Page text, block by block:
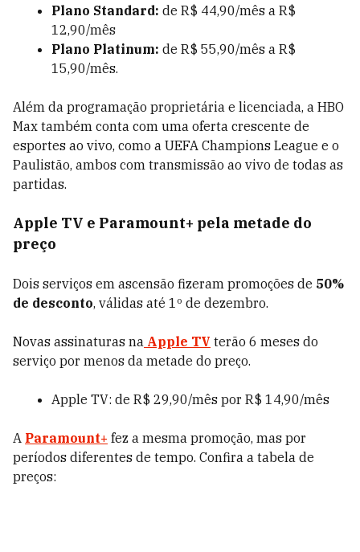
Plano Standard: de R$ 44,90/mês a R$
12,90/mês
Plano Platinum: de R$ 55,90/mês a R$
15,90/mês.
Além da programação proprietária e licenciada, a HBO
Max também conta com uma oferta crescente de
esportes ao vivo, como a UEFA Champions League e o
Paulistão, ambos com transmissão ao vivo de todas as
partidas.
Apple TV e Paramount+ pela metade do
preço
Dois serviços em ascensão fizeram promoções de 50%
de desconto, válidas até 1º de dezembro.
Novas assinaturas na Apple TV terão 6 meses do
serviço por menos da metade do preço.
Apple TV: de R$ 29,90/mês por R$ 14,90/mês
A Paramount+ fez a mesma promoção, mas por
períodos diferentes de tempo. Confira a tabela de
preços: